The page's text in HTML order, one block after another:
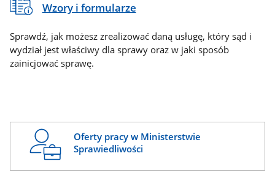
Wzory i formularze
Sprawdź, jak możesz zrealizować daną usługę, który sąd i
wydział jest właściwy dla sprawy oraz w jaki sposób
zainicjować sprawę.
Oferty pracy w Ministerstwie
Sprawiedliwości